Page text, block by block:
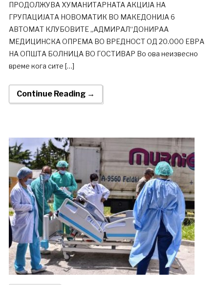
ПРОДОЛЖУВА ХУМАНИТАРНАTA АКЦИЈА НА
ГРУПАЦИЈАТА НОВОМАТИК ВО МАКЕДОНИЈА 6
АВТОМАТ КЛУБОВИТЕ „АДМИРАЛ“ДОНИРАА
МЕДИЦИНСКА ОПРЕМА ВО ВРЕДНОСТ ОД 20.000 ЕВРА
НА ОПШТА БОЛНИЦА ВО ГОСТИВАР Во ова неизвесно
време кога сите […]
Continue Reading →